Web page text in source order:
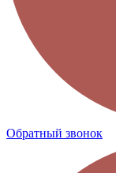
Обратный звонок